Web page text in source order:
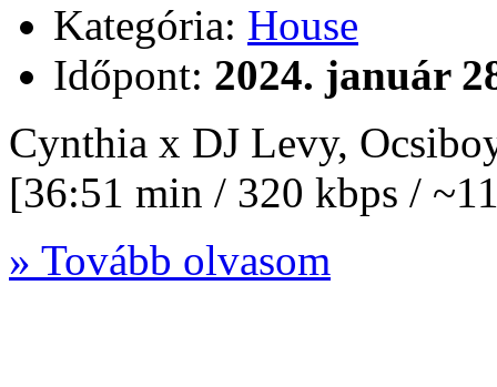
Kategória: House
Időpont: 2024. január
Cynthia x DJ Levy,
[36:51 min / 320 kbps /
» Tovább olvasom